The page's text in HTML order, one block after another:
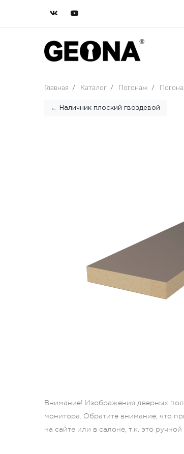
Главная / Каталог / Погонаж /
← Наличник плоский гвоздевой
Внимание! Изображения дверных
монитора. Обратите внимание, что
на сайте или в салоне, т.к. это